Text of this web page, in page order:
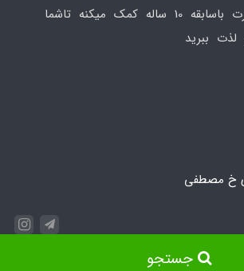
جستجو
مجموعه مهدی اسپرت باسابقه 10 ساله کمک میکنه تاشما
لذت ببرید
خ مصطفی